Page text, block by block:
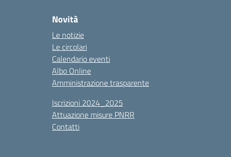
Novità
Le notizie
Le circolari
Calendario eventi
Albo Online
Amministrazione trasparente
Iscrizioni 2024_2025
Attuazione misure PNRR
Contatti